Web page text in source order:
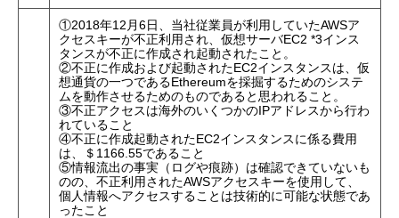
①2018年12月6日、当社従業員が利用していたAWSア
クセスキーが不正利用され、仮想サーバEC2 *3インス
タンスが不正に作成され起動されたこと。
②不正に作成および起動されたEC2インスタンスは、仮
想通貨の一つであるEthereumを採掘するためのシステ
ムを動作させるためのものであると思われること。
③不正アクセスは海外のいくつかのIPアドレスから行わ
れていること
④不正に作成起動されたEC2インスタンスに係る費用
は、＄1166.55であること
⑤情報流出の事実（ログや痕跡）は確認できていないも
のの、不正利用されたAWSアクセスキーを使用して、
個人情報へアクセスすることは技術的に可能な状態であ
ったこと